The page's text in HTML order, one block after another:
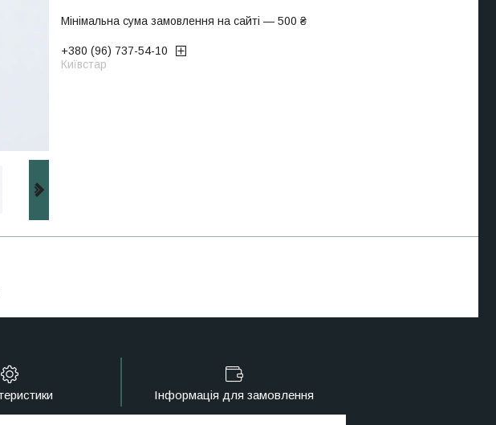
Мінімальна сума замовлення на сайті — 500 ₴
+380 (96) 737-54-10
Київстар
Інформація для замовлення